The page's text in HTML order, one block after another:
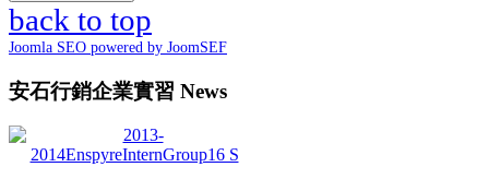
back to top
Joomla SEO powered by JoomSEF
安石行銷企業實習 News